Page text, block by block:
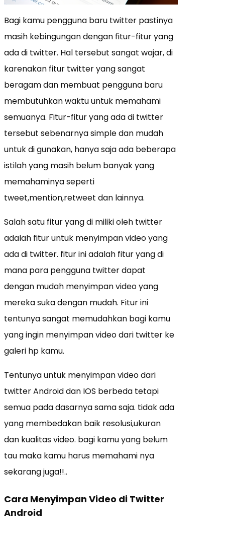
Bagi kamu pengguna baru twitter pastinya
masih kebingungan dengan fitur-fitur yang
ada di twitter. Hal tersebut sangat wajar, di
karenakan fitur twitter yang sangat
beragam dan membuat pengguna baru
membutuhkan waktu untuk memahami
semuanya. Fitur-fitur yang ada di twitter
tersebut sebenarnya simple dan mudah
untuk di gunakan, hanya saja ada beberapa
istilah yang masih belum banyak yang
memahaminya seperti
tweet,mention,retweet dan lainnya.
Salah satu fitur yang di miliki oleh twitter
adalah fitur untuk menyimpan video yang
ada di twitter. fitur ini adalah fitur yang di
mana para pengguna twitter dapat
dengan mudah menyimpan video yang
mereka suka dengan mudah. Fitur ini
tentunya sangat memudahkan bagi kamu
yang ingin menyimpan video dari twitter ke
galeri hp kamu.
Tentunya untuk menyimpan video dari
twitter Android dan IOS berbeda tetapi
semua pada dasarnya sama saja. tidak ada
yang membedakan baik resolusi,ukuran
dan kualitas video. bagi kamu yang belum
tau maka kamu harus memahami nya
sekarang juga!!..
Cara Menyimpan Video di Twitter
Android